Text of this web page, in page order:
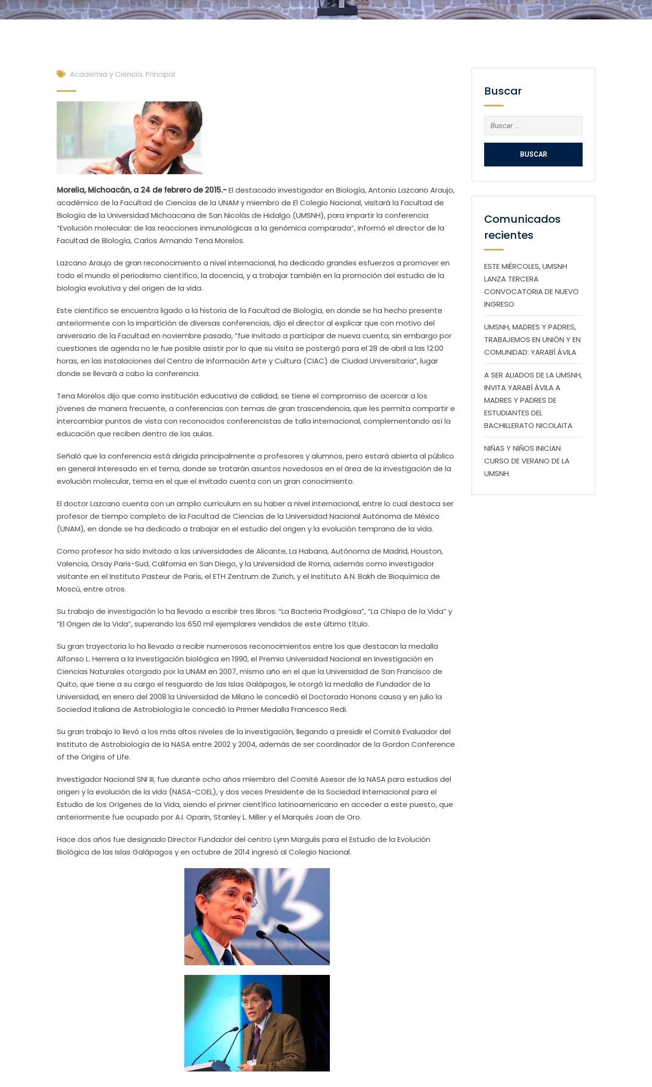
Academia y Ciencia, Principal
Morelia, Michoacán, a 24 de febrero de 2015.-El destacado investigador en Biología, Antonio Lazcano Araujo,
académico de la Facultad de Ciencias de la UNAM y miembro de El Colegio Nacional, visitará la Facultad de
Biología de la Universidad Michoacana de San Nicolás de Hidalgo (UMSNH), para impartir la conferencia
“Evolución molecular: de las reacciones inmunológicas a la genómica comparada”, informó el director de la
Facultad de Biología, Carlos Armando Tena Morelos.
Lazcano Araujo de gran reconocimiento a nivel internacional, ha dedicado grandes esfuerzos a promover en
todo el mundo el periodismo científico, la docencia, y a trabajar también en la promoción del estudio de la
biología evolutiva y del origen de la vida.
Este científico se encuentra ligado a la historia de la Facultad de Biología, en donde se ha hecho presente
anteriormente con la impartición de diversas conferencias, dijo el director al explicar que con motivo del
aniversario de la Facultad en noviembre pasado, “fue invitado a participar de nueva cuenta, sin embargo por
cuestiones de agenda no le fue posible asistir por lo que su visita se postergó para el 28 de abril a las 12:00
horas, en las instalaciones del Centro de Información Arte y Cultura (CIAC) de Ciudad Universitaria”, lugar
donde se llevará a cabo la conferencia.
Tena Morelos dijo que como institución educativa de calidad, se tiene el compromiso de acercar a los
jóvenes de manera frecuente, a conferencias con temas de gran trascendencia, que les permita compartir e
intercambiar puntos de vista con reconocidos conferencistas de talla internacional, complementando así la
educación que reciben dentro de las aulas.
Señaló que la conferencia está dirigida principalmente a profesores y alumnos, pero estará abierta al público
en general interesado en el tema, donde se tratarán asuntos novedosos en el área de la investigación de la
evolución molecular, tema en el que el invitado cuenta con un gran conocimiento.
El doctor Lazcano cuenta con un amplio currículum en su haber a nivel internacional, entre lo cual destaca ser
profesor de tiempo completo de la Facultad de Ciencias de la Universidad Nacional Autónoma de México
(UNAM), en donde se ha dedicado a trabajar en el estudio del origen y la evolución temprana de la vida.
Como profesor ha sido invitado a las universidades de Alicante, La Habana, Autónoma de Madrid, Houston,
Valencia, Orsay Paris-Sud, California en San Diego, y la Universidad de Roma, además como investigador
visitante en el Instituto Pasteur de París, el ETH Zentrum de Zurich, y el Instituto A.N. Bakh de Bioquímica de
Moscú, entre otros.
Su trabajo de investigación lo ha llevado a escribir tres libros: “La Bacteria Prodigiosa”, “La Chispa de la Vida” y
“El Origen de la Vida”, superando los 650 mil ejemplares vendidos de este último título.
Su gran trayectoria lo ha llevado a recibir numerosos reconocimientos entre los que destacan la medalla
Alfonso L. Herrera a la investigación biológica en 1990, el Premio Universidad Nacional en Investigación en
Ciencias Naturales otorgado por la UNAM en 2007, mismo año en el que la Universidad de San Francisco de
Quito, que tiene a su cargo el resguardo de las Islas Galápagos, le otorgó la medalla de Fundador de la
Universidad, en enero del 2008 la Universidad de Milano le concedió el Doctorado Honoris causa y en julio la
Sociedad Italiana de Astrobiología le concedió la Primer Medalla Francesco Redi.
Su gran trabajo lo llevó a los más altos niveles de la investigación, llegando a presidir el Comité Evaluador del
Instituto de Astrobiología de la NASA entre 2002 y 2004, además de ser coordinador de la Gordon Conference
of the Origins of Life.
Investigador Nacional SNI III, fue durante ocho años miembro del Comité Asesor de la NASA para estudios del
origen y la evolución de la vida (NASA-COEL), y dos veces Presidente de la Sociedad Internacional para el
Estudio de los Orígenes de la Vida, siendo el primer científico latinoamericano en acceder a este puesto, que
anteriormente fue ocupado por A.I. Oparin, Stanley L. Miller y el Marqués Joan de Oro.
Hace dos años fue designado Director Fundador del centro Lynn Margulis para el Estudio de la Evolución
Biológica de las Islas Galápagos y en octubre de 2014 ingresó al Colegio Nacional.
Buscar
Buscar:
Comunicados
recientes
ESTE MIÉRCOLES, UMSNH
LANZA TERCERA
CONVOCATORIA DE NUEVO
INGRESO
UMSNH, MADRES Y PADRES,
TRABAJEMOS EN UNIÓN Y EN
COMUNIDAD: YARABÍ ÁVILA
A SER ALIADOS DE LA UMSNH,
INVITA YARABÍ ÁVILA A
MADRES Y PADRES DE
ESTUDIANTES DEL
BACHILLERATO NICOLAITA
NIÑAS Y NIÑOS INICIAN
CURSO DE VERANO DE LA
UMSNH